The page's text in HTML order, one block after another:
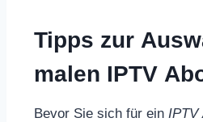
Tipps zur
malen IPTV
Bevor Sie sich für ein IPTV